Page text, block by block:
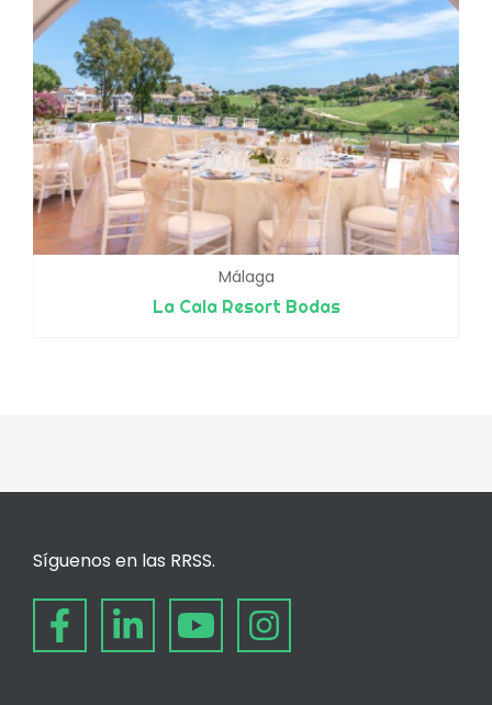
Málaga
La Cala Resort Bodas
Síguenos en las RRSS.